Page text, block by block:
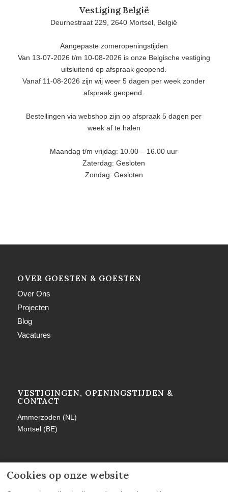
Cookies op onze website
Vestiging België
Deurnestraat 229, 2640 Mortsel, België
Aangepaste zomeropeningstijden
Van 13-07-2026 t/m 10-08-2026 is onze Belgische vestiging
uitsluitend op afspraak geopend.
Vanaf 11-08-2026 zijn wij weer 5 dagen per week zonder
afspraak geopend.
Bestellingen via webshop zijn op afspraak 5 dagen per
week af te halen
Maandag t/m vrijdag: 10.00 – 16.00 uur
Zaterdag: Gesloten
Zondag: Gesloten
OVER GOESTEN & GOESTEN
Over Ons
Projecten
Blog
Vacatures
VESTIGINGEN, OPENINGSTIJDEN &
CONTACT
Ammerzoden (NL)
Mortsel (BE)